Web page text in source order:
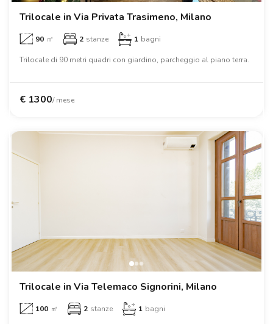
Trilocale in Via Privata Trasimeno, Milano
90 ㎡ 2 stanze 1 bagni
Trilocale di 90 metri quadri con giardino, parcheggio al piano terra.
€ 1300/ mese
Trilocale in Via Telemaco Signorini, Milano
100 ㎡ 2 stanze 1 bagni